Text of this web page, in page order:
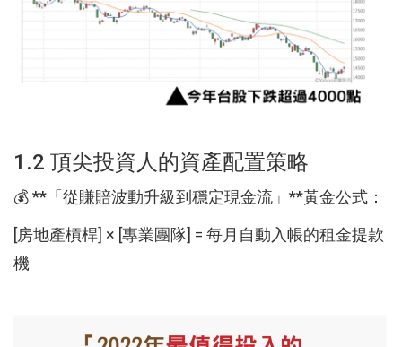
1.2 頂尖投資人的資產配置策略
💰 **「從賺賠波動升級到穩定現金流」**黃金公式：
[房地產槓桿] × [專業團隊] = 每月自動入帳的租金提款
機